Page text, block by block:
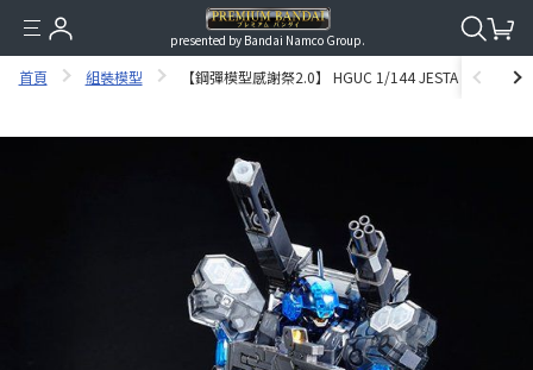
presented by Bandai Namco Group.
首頁 組裝模型 【鋼彈模型感謝祭2.0】 HGUC 1/144 JESTA CANNON